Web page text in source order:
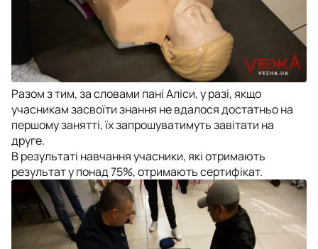
Разом з тим, за словами пані Аліси, у разі, якщо
учасникам засвоїти знання не вдалося достатньо на
першому занятті, їх запрошуватимуть завітати на
друге.
В результаті навчання учасники, які отримають
результат у понад 75%, отримають сертифікат.